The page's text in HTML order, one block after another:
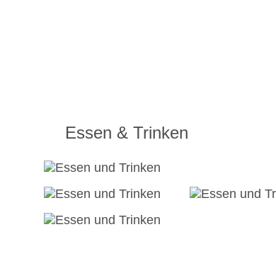
Essen & Trinken